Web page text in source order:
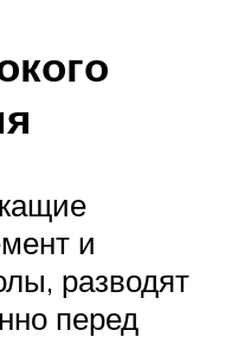
и
разводят
перед